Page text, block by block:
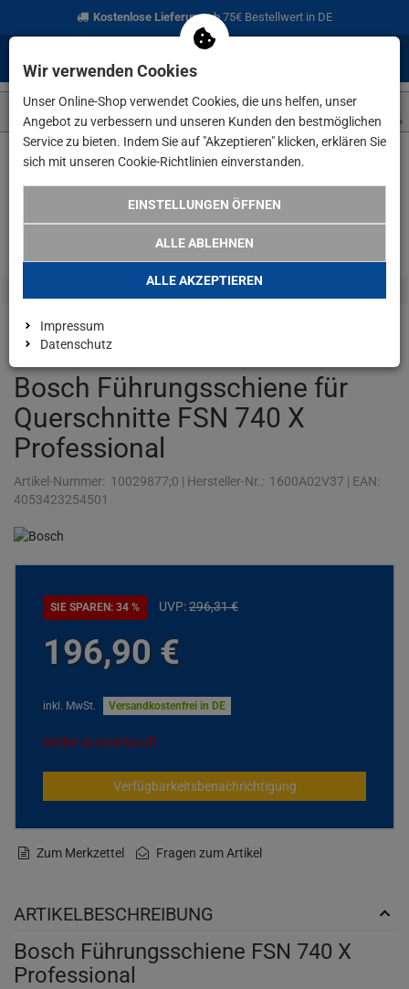
Kostenlose Lieferungab 75€ Bestellwert in DE
Bosch Führungsschiene für
Querschnitte FSN 740 X
Professional
Artikel-Nummer: 10029877;0 | Hersteller-Nr.: 1600A02V37 | EAN:
4053423254501
SIE SPAREN: 34 % UVP:296,31€
196,90 €
inkl. MwSt. Versandkostenfrei in DE
leider ausverkauft
Verfügbarkeitsbenachrichtigung
Zum Merkzettel Fragen zum Artikel
ARTIKELBESCHREIBUNG
Bosch Führungsschiene FSN 740 X
Professional
Wir verwenden Cookies
Unser Online-Shop verwendet Cookies, die uns helfen, unser
Angebot zu verbessern und unseren Kunden den bestmöglichen
Service zu bieten. Indem Sie auf "Akzeptieren" klicken, erklären Sie
sich mit unseren Cookie-Richtlinien einverstanden.
EINSTELLUNGEN ÖFFNEN
ALLE ABLEHNEN
ALLE AKZEPTIEREN
Impressum
Datenschutz